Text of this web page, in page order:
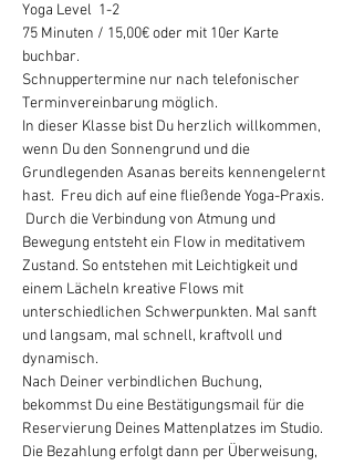
Yoga Level  1-2
75 Minuten / 15,00€ oder mit 10er Karte
buchbar.
Schnuppertermine nur nach telefonischer
Terminvereinbarung möglich.
In dieser Klasse bist Du herzlich willkommen,
wenn Du den Sonnengrund und die
Grundlegenden Asanas bereits kennengelernt
hast.  Freu dich auf eine fließende Yoga-Praxis.
Durch die Verbindung von Atmung und
Bewegung entsteht ein Flow in meditativem
Zustand. So entstehen mit Leichtigkeit und
einem Lächeln kreative Flows mit
unterschiedlichen Schwerpunkten. Mal sanft
und langsam, mal schnell, kraftvoll und
dynamisch.
Nach Deiner verbindlichen Buchung,
bekommst Du eine Bestätigungsmail für die
Reservierung Deines Mattenplatzes im Studio.
Die Bezahlung erfolgt dann per Überweisung,